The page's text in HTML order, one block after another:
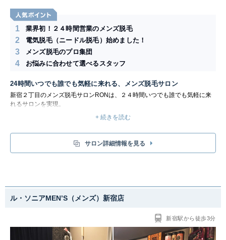
1 業界初！２４時間営業のメンズ脱毛
2 電気脱毛（ニードル脱毛）始めました！
3 メンズ脱毛のプロ集団
4 お悩みに合わせて選べるスタッフ
24時間いつでも誰でも気軽に来れる、メンズ脱毛サロン
新宿２丁目のメンズ脱毛サロンRONは、２４時間いつでも誰でも気軽に来
れるサロンを実現。
硬くかしこまった入りにくいサロンではなく店内はカジュアルでスタッフと
お客様の和気藹々（あいあい）とした笑い声が響きます。男性のムダ毛に関
しての悩み私たちにご相談下さい。
+ 続きを読む
サロン詳細情報を見る
ル・ソニアMEN’S（メンズ）新宿店
新宿駅から徒歩3分